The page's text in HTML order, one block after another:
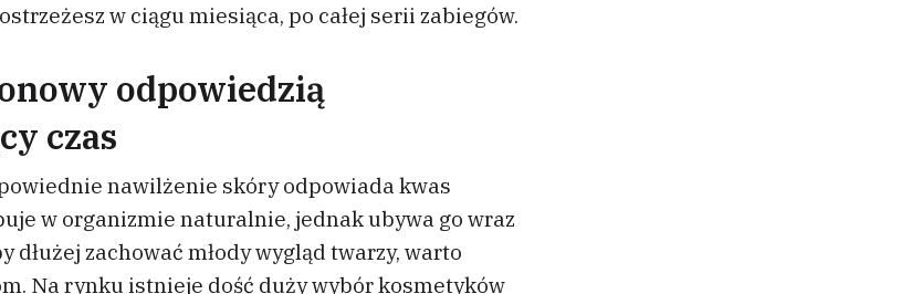
w ciągu miesiąca, po całej serii zabiegów.
odpowiedzią
czas
nawilżenie skóry odpowiada kwas
w organizmie naturalnie, jednak ubywa go wraz
dłużej zachować młody wygląd twarzy, warto
Na rynku istnieje dość duży wybór kosmetyków